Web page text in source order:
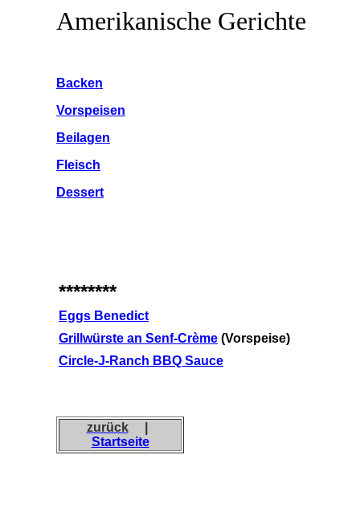
Amerikanische Gerichte
Backen
Vorspeisen
Beilagen
Fleisch
Dessert
********
Eggs Benedict
Grillwürste an Senf-Crème (Vorspeise)
Circle-J-Ranch BBQ Sauce
zurück|
Startseite